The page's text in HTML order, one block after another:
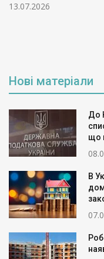
13.07.2026
Нові матеріали
До
що
В